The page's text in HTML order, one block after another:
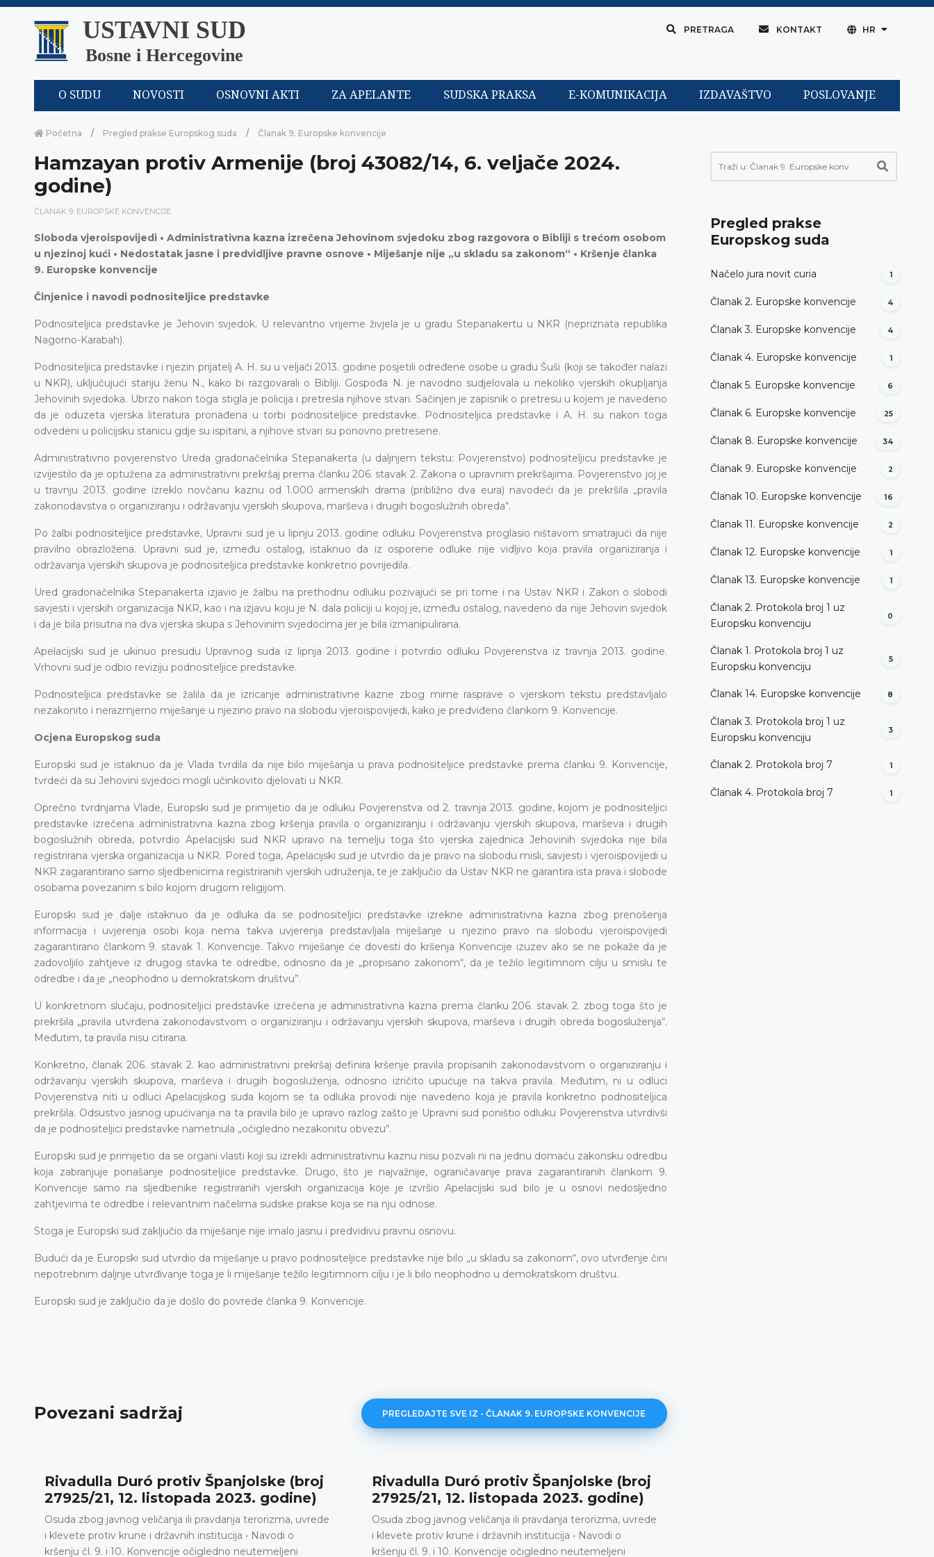
USTAVNI SUD
Bosne i Hercegovine
PRETRAGA KONTAKT HR
O SUDU NOVOSTI OSNOVNI AKTI ZA APELANTE SUDSKA PRAKSA E-KOMUNIKACIJA IZDAVAŠTVO POSLOVANJE
Početna Pregled prakse Europskog suda Članak 9. Europske konvencije
Hamzayan protiv Armenije (broj 43082/14, 6. veljače 2024.
godine)
ČLANAK 9. EUROPSKE KONVENCIJE
Sloboda vjeroispovijedi • Administrativna kazna izrečena Jehovinom svjedoku zbog razgovora o Bibliji s trećom osobom
u njezinoj kući • Nedostatak jasne i predvidljive pravne osnove • Miješanje nije „u skladu sa zakonom“ • Kršenje članka
9. Europske konvencije
Činjenice i navodi podnositeljice predstavke
Podnositeljica predstavke je Jehovin svjedok. U relevantno vrijeme živjela je u gradu Stepanakertu u NKR (nepriznata republika
Nagorno-Karabah).
Podnositeljica predstavke i njezin prijatelj A. H. su u veljači 2013. godine posjetili određene osobe u gradu Šuši (koji se također nalazi
u NKR), uključujući stariju ženu N., kako bi razgovarali o Bibliji. Gospođa N. je navodno sudjelovala u nekoliko vjerskih okupljanja
Jehovinih svjedoka. Ubrzo nakon toga stigla je policija i pretresla njihove stvari. Sačinjen je zapisnik o pretresu u kojem je navedeno
da je oduzeta vjerska literatura pronađena u torbi podnositeljice predstavke. Podnositeljica predstavke i A. H. su nakon toga
odvedeni u policijsku stanicu gdje su ispitani, a njihove stvari su ponovno pretresene.
Administrativno povjerenstvo Ureda gradonačelnika Stepanakerta (u daljnjem tekstu: Povjerenstvo) podnositeljicu predstavke je
izvijestilo da je optužena za administrativni prekršaj prema članku 206. stavak 2. Zakona o upravnim prekršajima. Povjerenstvo joj je
u travnju 2013. godine izreklo novčanu kaznu od 1.000 armenskih drama (približno dva eura) navodeći da je prekršila „pravila
zakonodavstva o organiziranju i održavanju vjerskih skupova, marševa i drugih bogoslužnih obreda“.
Po žalbi podnositeljice predstavke, Upravni sud je u lipnju 2013. godine odluku Povjerenstva proglasio ništavom smatrajući da nije
pravilno obrazložena. Upravni sud je, između ostalog, istaknuo da iz osporene odluke nije vidljivo koja pravila organiziranja i
održavanja vjerskih skupova je podnositeljica predstavke konkretno povrijedila.
Ured gradonačelnika Stepanakerta izjavio je žalbu na prethodnu odluku pozivajući se pri tome i na Ustav NKR i Zakon o slobodi
savjesti i vjerskih organizacija NKR, kao i na izjavu koju je N. dala policiji u kojoj je, između ostalog, navedeno da nije Jehovin svjedok
i da je bila prisutna na dva vjerska skupa s Jehovinim svjedocima jer je bila izmanipulirana.
Apelacijski sud je ukinuo presudu Upravnog suda iz lipnja 2013. godine i potvrdio odluku Povjerenstva iz travnja 2013. godine.
Vrhovni sud je odbio reviziju podnositeljice predstavke.
Podnositeljica predstavke se žalila da je izricanje administrativne kazne zbog mirne rasprave o vjerskom tekstu predstavljalo
nezakonito i nerazmjerno miješanje u njezino pravo na slobodu vjeroispovijedi, kako je predviđeno člankom 9. Konvencije.
Ocjena Europskog suda
Europski sud je istaknuo da je Vlada tvrdila da nije bilo miješanja u prava podnositeljice predstavke prema članku 9. Konvencije,
tvrdeći da su Jehovini svjedoci mogli učinkovito djelovati u NKR.
Oprečno tvrdnjama Vlade, Europski sud je primijetio da je odluku Povjerenstva od 2. travnja 2013. godine, kojom je podnositeljici
predstavke izrečena administrativna kazna zbog kršenja pravila o organiziranju i održavanju vjerskih skupova, marševa i drugih
bogoslužnih obreda, potvrdio Apelacijski sud NKR upravo na temelju toga što vjerska zajednica Jehovinih svjedoka nije bila
registrirana vjerska organizacija u NKR. Pored toga, Apelacijski sud je utvrdio da je pravo na slobodu misli, savjesti i vjeroispovijedi u
NKR zagarantirano samo sljedbenicima registriranih vjerskih udruženja, te je zaključio da Ustav NKR ne garantira ista prava i slobode
osobama povezanim s bilo kojom drugom religijom.
Europski sud je dalje istaknuo da je odluka da se podnositeljici predstavke izrekne administrativna kazna zbog prenošenja
informacija i uvjerenja osobi koja nema takva uvjerenja predstavljala miješanje u njezino pravo na slobodu vjeroispovijedi
zagarantirano člankom 9. stavak 1. Konvencije. Takvo miješanje će dovesti do kršenja Konvencije izuzev ako se ne pokaže da je
zadovoljilo zahtjeve iz drugog stavka te odredbe, odnosno da je „propisano zakonom“, da je težilo legitimnom cilju u smislu te
odredbe i da je „neophodno u demokratskom društvu”.
U konkretnom slučaju, podnositeljici predstavke izrečena je administrativna kazna prema članku 206. stavak 2. zbog toga što je
prekršila „pravila utvrđena zakonodavstvom o organiziranju i održavanju vjerskih skupova, marševa i drugih obreda bogosluženja“.
Međutim, ta pravila nisu citirana.
Konkretno, članak 206. stavak 2. kao administrativni prekršaj definira kršenje pravila propisanih zakonodavstvom o organiziranju i
održavanju vjerskih skupova, marševa i drugih bogosluženja, odnosno izričito upućuje na takva pravila. Međutim, ni u odluci
Povjerenstva niti u odluci Apelacijskog suda kojom se ta odluka provodi nije navedeno koja je pravila konkretno podnositeljica
prekršila. Odsustvo jasnog upućivanja na ta pravila bilo je upravo razlog zašto je Upravni sud poništio odluku Povjerenstva utvrdivši
da je podnositeljici predstavke nametnula „očigledno nezakonitu obvezu“.
Europski sud je primijetio da se organi vlasti koji su izrekli administrativnu kaznu nisu pozvali ni na jednu domaću zakonsku odredbu
koja zabranjuje ponašanje podnositeljice predstavke. Drugo, što je najvažnije, ograničavanje prava zagarantiranih člankom 9.
Konvencije samo na sljedbenike registriranih vjerskih organizacija koje je izvršio Apelacijski sud bilo je u osnovi nedosljedno
zahtjevima te odredbe i relevantnim načelima sudske prakse koja se na nju odnose.
Stoga je Europski sud zaključio da miješanje nije imalo jasnu i predvidivu pravnu osnovu.
Budući da je Europski sud utvrdio da miješanje u pravo podnositeljice predstavke nije bilo „u skladu sa zakonom“, ovo utvrđenje čini
nepotrebnim daljnje utvrđivanje toga je li miješanje težilo legitimnom cilju i je li bilo neophodno u demokratskom društvu.
Europski sud je zaključio da je došlo do povrede članka 9. Konvencije.
Povezani sadržaj PREGLEDAJTE SVE IZ - ČLANAK 9. EUROPSKE KONVENCIJE
Rivadulla Duró protiv Španjolske (broj
27925/21, 12. listopada 2023. godine)
Osuda zbog javnog veličanja ili pravdanja terorizma, uvrede
i klevete protiv krune i državnih institucija • Navodi o
kršenju čl. 9. i 10. Konvencije očigledno neutemeljeni
Rivadulla Duró protiv Španjolske (broj
27925/21, 12. listopada 2023. godine)
Osuda zbog javnog veličanja ili pravdanja terorizma, uvrede
i klevete protiv krune i državnih institucija • Navodi o
kršenju čl. 9. i 10. Konvencije očigledno neutemeljeni
Pregled prakse
Europskog suda
Načelo jura novit curia 1
Članak 2. Europske konvencije 4
Članak 3. Europske konvencije 4
Članak 4. Europske konvencije 1
Članak 5. Europske konvencije 6
Članak 6. Europske konvencije 25
Članak 8. Europske konvencije 34
Članak 9. Europske konvencije 2
Članak 10. Europske konvencije 16
Članak 11. Europske konvencije 2
Članak 12. Europske konvencije 1
Članak 13. Europske konvencije 1
Članak 2. Protokola broj 1 uz
Europsku konvenciju
0
Članak 1. Protokola broj 1 uz
Europsku konvenciju
5
Članak 14. Europske konvencije 8
Članak 3. Protokola broj 1 uz
Europsku konvenciju
3
Članak 2. Protokola broj 7 1
Članak 4. Protokola broj 7 1